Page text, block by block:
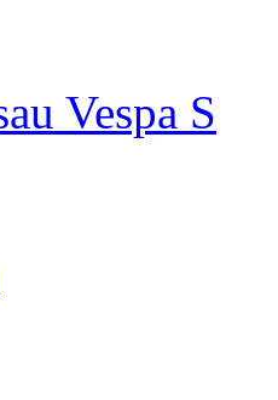
Vespa S